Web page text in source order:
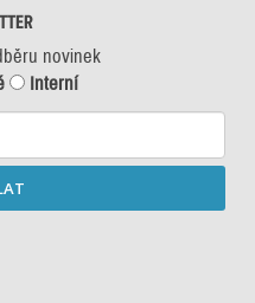
novinek
Interní